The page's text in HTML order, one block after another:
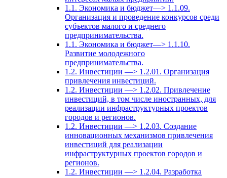
1.1. Экономика и бюджет—> 1.1.09.
Организация и проведение конкурсов среди
субъектов малого и среднего
предпринимательства.
1.1. Экономика и бюджет—> 1.1.10.
Развитие молодежного
предпринимательства.
1.2. Инвестиции —> 1.2.01. Организация
привлечения инвестиций.
1.2. Инвестиции —> 1.2.02. Привлечение
инвестиций, в том числе иностранных, для
реализации инфраструктурных проектов
городов и регионов.
1.2. Инвестиции —> 1.2.03. Создание
инновационных механизмов привлечения
инвестиций для реализации
инфраструктурных проектов городов и
регионов.
1.2. Инвестиции —> 1.2.04. Разработка